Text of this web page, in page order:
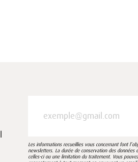
Les informations recueillies vous concernant font
newsletters. La durée de conservation des données
celles-ci ou une limitation du traitement. Vous